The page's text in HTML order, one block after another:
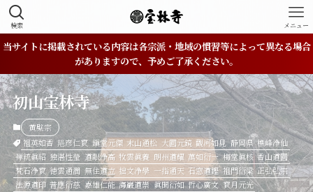
検索 メニュー
当サイトに掲載されている内容は各宗派・地域の慣習等によって異なる場合
がありますので、予めご了承ください。
初山宝林寺
黄檗宗
祖英如香 邫彦仁寳 鎭堂元傑 末山通松 大圓元鏡 觀河如見 静岡県 樵峰浄仙
禅統眞紹 独湛性瑩 道眼浄高 牧雲眞養 朗州道耀 萬如衍一 梅堂眞核 香山道圓
梵石浄寳 徳雲通潤 無住道立 拙文浄學 一指通天 石窓道鏗 祖門衍梁 正弘弘宗
法源道印 普應衍慈 嘉雄仁能 海巖道崇 眞聞衍如 哲心廣文 寳月元光